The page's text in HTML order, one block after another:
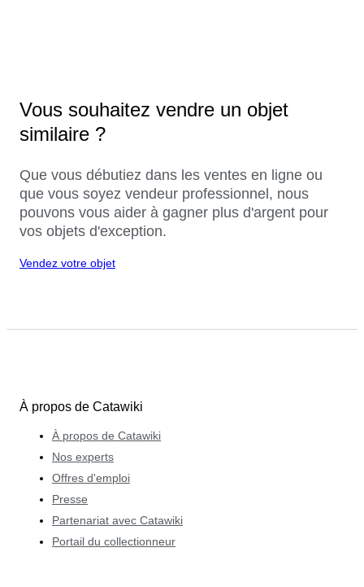
Vous souhaitez vendre un objet
similaire ?
Que vous débutiez dans les ventes en ligne ou
que vous soyez vendeur professionnel, nous
pouvons vous aider à gagner plus d'argent pour
vos objets d'exception.
Vendez votre objet
À propos de Catawiki
À propos de Catawiki
Nos experts
Offres d'emploi
Presse
Partenariat avec Catawiki
Portail du collectionneur